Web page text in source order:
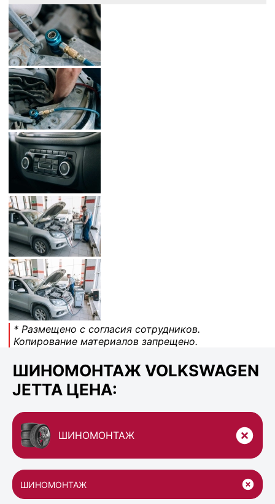
* Размещено с согласия сотрудников.
Копирование материалов запрещено.
ШИНОМОНТАЖ VOLKSWAGEN
JETTA ЦЕНА:
ШИНОМОНТАЖ
ШИНОМОНТАЖ